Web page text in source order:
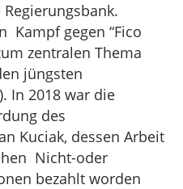
Kampf gegen “Fico
zentralen Thema
jüngsten
In 2018 war die
des
Kuciak, dessen Arbeit
Nicht-oder
bezahlt worden